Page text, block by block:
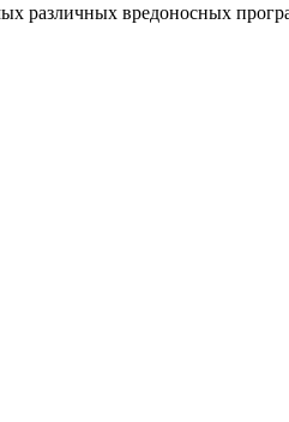
различных вредоносных